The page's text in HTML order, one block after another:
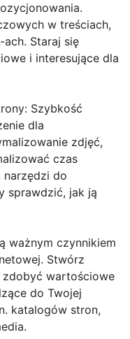
w treściach,
ach. Staraj się
i interesujące dla
Szybkość
dla
zdjęć,
czas
narzędzi do
sprawdzić, jak ją
ważnym czynnikiem
Stwórz
zdobyć wartościowe
do Twojej
katalogów stron,